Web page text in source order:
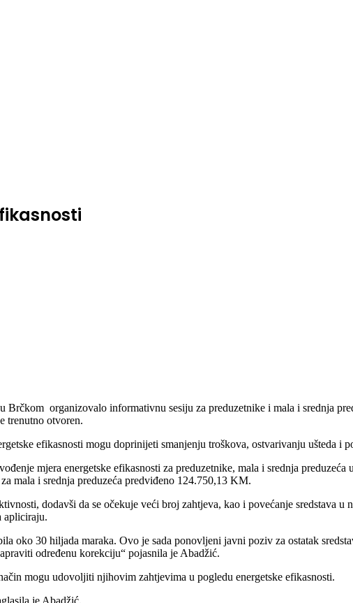
organizovalo informativnu sesiju za preduzetnike i mala i srednja
trenutno otvoren.
efikasnosti mogu doprinijeti smanjenju troškova, ostvarivanju ušteda i
mjera energetske efikasnosti za preduzetnike, mala i srednja
mala i srednja preduzeća predviđeno 124.750,13 KM.
dodavši da se očekuje veći broj zahtjeva, kao i povećanje sredstava u
apliciraju.
oko 30 hiljada maraka. Ovo je sada ponovljeni javni poziv za ostatak
određenu korekciju“ pojasnila je Abadžić.
mogu udovoljiti njihovim zahtjevima u pogledu energetske efikasnosti.
je Abadžić.